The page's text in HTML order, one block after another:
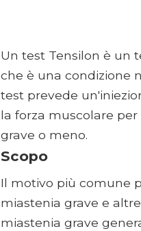
Un test Tensilon è un
che è una condizione
test prevede
la forza muscolare
grave o meno.
Scopo
Il motivo più comune
miastenia grave e
miastenia grave